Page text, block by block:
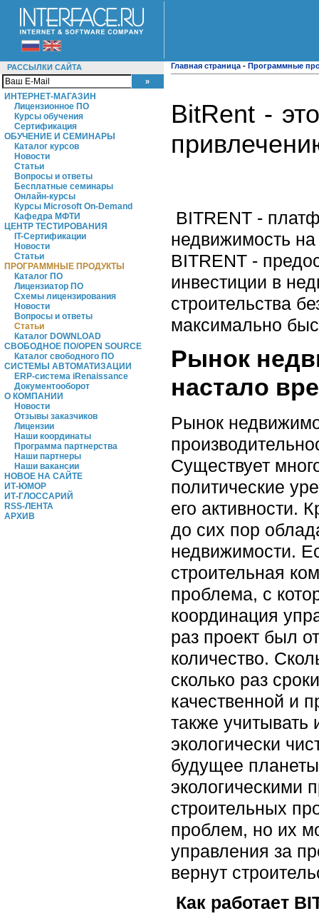
РАССЫЛКИ САЙТА
ИНТЕРНЕТ-МАГАЗИН
Лицензионное ПО
Курсы обучения
Сертификация
ОБУЧЕНИЕ И СЕМИНАРЫ
Каталог курсов
Новости
Статьи
Вопросы и ответы
Бесплатные семинары
Онлайн-курсы
Курсы Microsoft On-Demand
Кафедра МФТИ
ЦЕНТР ТЕСТИРОВАНИЯ
IT-Сертификации
Новости
Статьи
ПРОГРАММНЫЕ ПРОДУКТЫ
Каталог ПО
Лицензиатор ПО
Схемы лицензирования
Новости
Вопросы и ответы
Статьи
Каталог DOWNLOAD
СВОБОДНОЕ ПО/OPEN SOURCE
Каталог свободного ПО
СИСТЕМЫ АВТОМАТИЗАЦИИ
ERP-система iRenaissance
Документооборот
О КОМПАНИИ
Новости
Отзывы заказчиков
Лицензии
Наши координаты
Программа партнерства
Наши партнеры
Наши вакансии
НОВОЕ НА САЙТЕ
ИТ-ЮМОР
ИТ-ГЛОССАРИЙ
RSS-ЛЕНТА
АРХИВ
Главная страница - Программные
BitRent -
BITRENT -
недвижимость
BITRENT -
инвестиции в
строительства
максимально
Рынок
настало
Рынок
Существует
политические
его активности.
до сих пор
недвижимости.
строительная
проблема, с
координация
раз проект был
количество.
сколько раз
качественной и
также учитывать
экологически
будущее
экологическими
строительных
проблем, но их
управления за
вернут
Как работает